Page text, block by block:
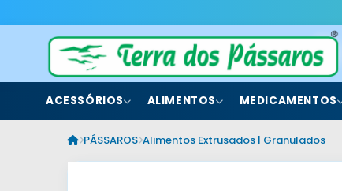
ACESSÓRIOS ALIMENTOS MEDICAMENTOS
PÁSSAROS Alimentos Extrusados | Granulados